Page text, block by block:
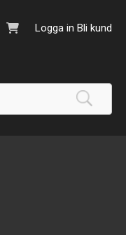
Logga in Bli kund